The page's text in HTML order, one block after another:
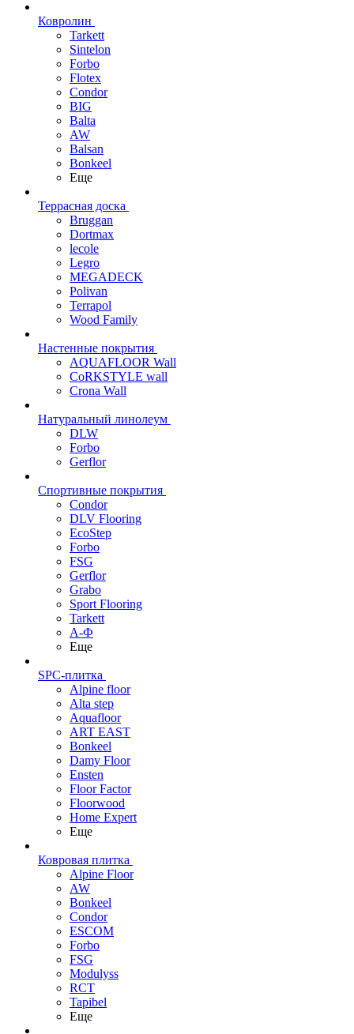
Ковролин
Tarkett
Sintelon
Forbo
Flotex
Condor
BIG
Balta
AW
Balsan
Bonkeel
Еще
Террасная доска
Bruggan
Dortmax
lecole
Legro
MEGADECK
Polivan
Terrapol
Wood Family
Настенные покрытия
AQUAFLOOR Wall
CoRKSTYLE wall
Crona Wall
Натуральный линолеум
DLW
Forbo
Gerflor
Спортивные покрытия
Condor
DLV Flooring
EcoStep
Forbo
FSG
Gerflor
Grabo
Sport Flooring
Tarkett
А-Ф
Еще
SPC-плитка
Alpine floor
Alta step
Aquafloor
ART EAST
Bonkeel
Damy Floor
Ensten
Floor Factor
Floorwood
Home Expert
Еще
Ковровая плитка
Alpine Floor
AW
Bonkeel
Condor
ESCOM
Forbo
FSG
Modulyss
RCT
Tapibel
Еще